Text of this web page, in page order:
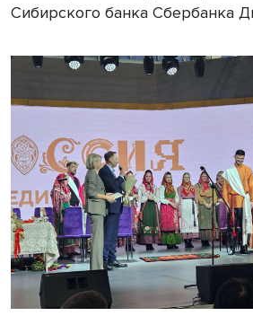
Сибирского банка Сбербанка